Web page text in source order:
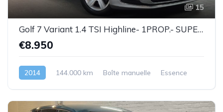
15
Golf 7 Variant 1.4 TSI Highline- 1PROP.- SUPERBE ETAT !!! - Garantie
€8.950
2014 144.000 km Boîte manuelle Essence